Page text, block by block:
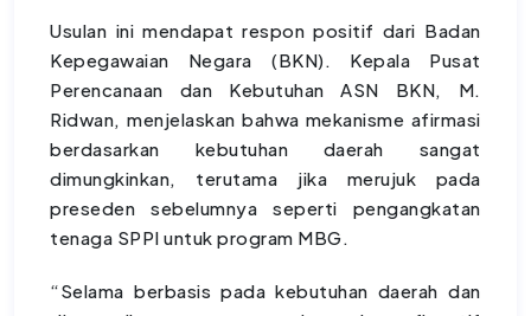
Usulan ini mendapat respon positif dari Badan
Kepegawaian Negara (BKN). Kepala Pusat
Perencanaan dan Kebutuhan ASN BKN, M.
Ridwan, menjelaskan bahwa mekanisme afirmasi
berdasarkan kebutuhan daerah sangat
dimungkinkan, terutama jika merujuk pada
preseden sebelumnya seperti pengangkatan
tenaga SPPI untuk program MBG.
“Selama berbasis pada kebutuhan daerah dan